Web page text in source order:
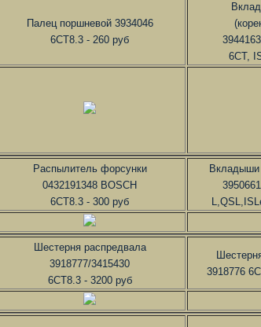
Палец поршневой 3934046
6CT8.3 - 260 руб
6СТ,
Распылитель форсунки
0432191348 BOSCH
6CT8.3 - 300 руб
Вкладыши
Шестерня распредвала
3918777/3415430
6CT8.3 - 3200 руб
3918776